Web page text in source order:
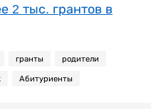
2 тыс. грантов в
гранты родители
Абитуриенты